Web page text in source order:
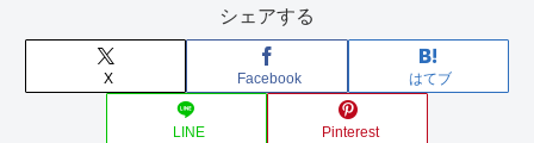
シェアする
X Facebook はてブ
LINE Pinterest